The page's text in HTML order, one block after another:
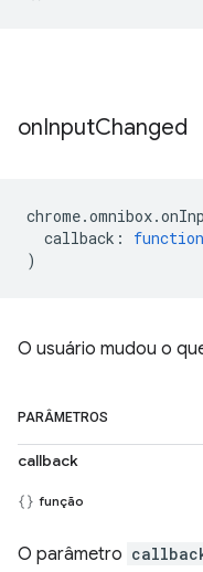
onInputChanged
chrome.omnibox.
callback : function
)
O usuário mudou o
PARÂMETROS
callback
função
O parâmetro